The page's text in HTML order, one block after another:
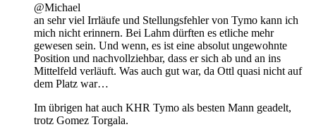
@Michael
an sehr viel Irrläufe und Stellungsfehler von Tymo kann ich
mich nicht erinnern. Bei Lahm dürften es etliche mehr
gewesen sein. Und wenn, es ist eine absolut ungewohnte
Position und nachvollziehbar, dass er sich ab und an ins
Mittelfeld verläuft. Was auch gut war, da Ottl quasi nicht auf
dem Platz war…
Im übrigen hat auch KHR Tymo als besten Mann geadelt,
trotz Gomez Torgala.